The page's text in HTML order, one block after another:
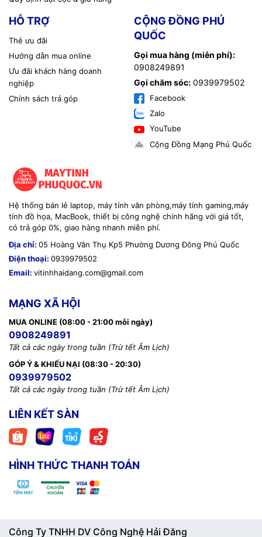
HỖ TRỢ
Thẻ ưu đãi
Hướng dẫn mua online
Ưu đãi khách hàng doanh
nghiệp
Chính sách trả góp
CỘNG ĐỒNG PHÚ
QUỐC
Gọi mua hàng (miễn phí):
0908249891
Gọi chăm sóc: 0939979502
Facebook
Zalo
YouTube
Cộng Đồng Mạng Phú Quốc
Hệ thống bán lẻ laptop, máy tính văn phòng,máy tính gaming,máy
tính đồ họa, MacBook, thiết bị công nghệ chính hãng với giá tốt,
có trả góp 0%, giao hàng nhanh miễn phí.
Địa chỉ: 05 Hoàng Văn Thụ Kp5 Phường Dương Đông Phú Quốc
Điện thoại: 0939979502
Email: vitinhhaidang.com@gmail.com
MẠNG XÃ HỘI
MUA ONLINE (08:00 - 21:00 mỗi ngày)
0908249891
Tất cả các ngày trong tuần (Trừ tết Âm Lịch)
GÓP Ý & KHIẾU NẠI (08:30 - 20:30)
0939979502
Tất cả các ngày trong tuần (Trừ tết Âm Lịch)
LIÊN KẾT SÀN
HÌNH THỨC THANH TOÁN
Công Ty TNHH DV Công Nghệ Hải Đăng